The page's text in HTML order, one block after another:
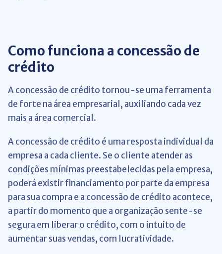
Como funciona a concessão de
crédito
A concessão de crédito tornou-se uma ferramenta
de forte na área empresarial, auxiliando cada vez
mais a área comercial.
A concessão de crédito é uma resposta individual da
empresa a cada cliente. Se o cliente atender as
condições mínimas preestabelecidas pela empresa,
poderá existir financiamento por parte da empresa
para sua compra e a concessão de crédito acontece,
a partir do momento que a organização sente-se
segura em liberar o crédito, com o intuito de
aumentar suas vendas, com lucratividade.